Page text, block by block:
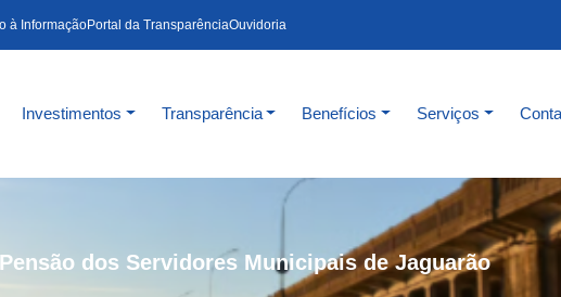
à InformaçãoPortal da TransparênciaOuvidoria
Investimentos Transparência Benefícios Serviços
dos Servidores Municipais de Jaguarão